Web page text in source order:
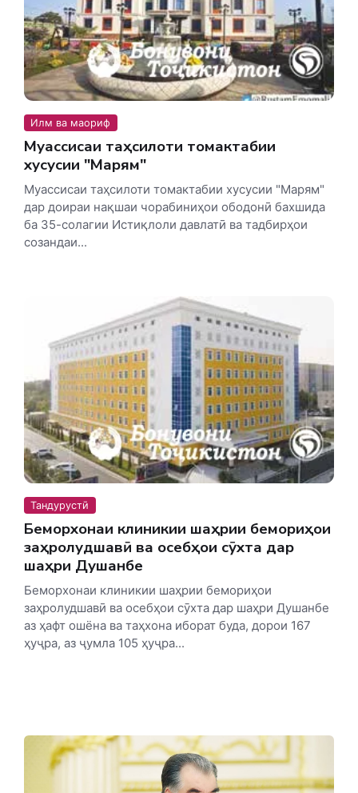
Илм ва маориф
Муассисаи таҳсилоти томактабии
хусусии "Марям"
Муассисаи таҳсилоти томактабии хусусии "Марям"
дар доираи нақшаи чорабиниҳои ободонӣ бахшида
ба 35-солагии Истиқлоли давлатӣ ва тадбирҳои
созандаи...
Тандурустӣ
Беморхонаи клиникии шаҳрии бемориҳои
заҳролудшавӣ ва осебҳои сӯхта дар
шаҳри Душанбе
Беморхонаи клиникии шаҳрии бемориҳои
заҳролудшавӣ ва осебҳои сӯхта дар шаҳри Душанбе
аз ҳафт ошёна ва таҳхона иборат буда, дорои 167
ҳуҷра, аз ҷумла 105 ҳуҷра...